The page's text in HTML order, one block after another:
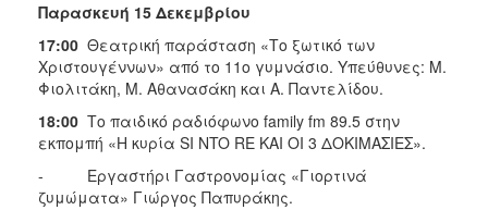
Παρασκευή 15 Δεκεμβρίου
17:00 Θεατρική παράσταση «Το ξωτικό των
Χριστουγέννων» από το 11ο γυμνάσιο. Υπεύθυνες: Μ.
Φιολιτάκη, Μ. Αθανασάκη και Α. Παντελίδου.
18:00 Το παιδικό ραδιόφωνο family fm 89.5 στην
εκπομπή «Η κυρία SI NTO RE KAI OI 3 ΔΟΚΙΜΑΣΙΕΣ».
- Εργαστήρι Γαστρονομίας «Γιορτινά
ζυμώματα» Γιώργος Παπυράκης.